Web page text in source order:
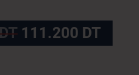
Le
prix
111.200 DTLe
prix